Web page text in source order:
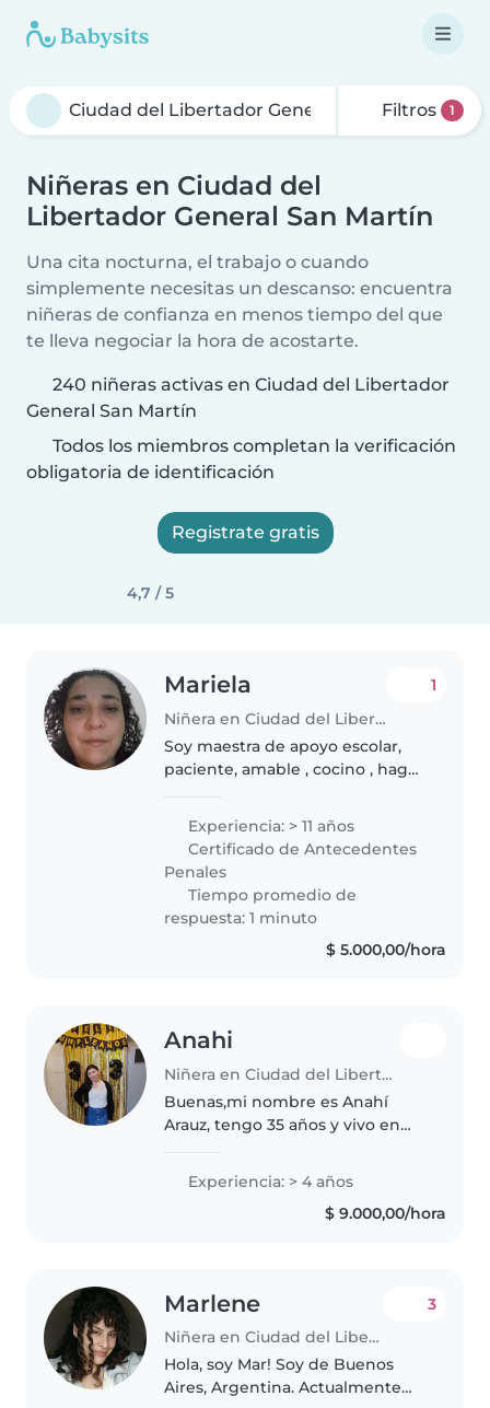
Filtros 1
Niñeras en Ciudad del
Libertador General San Martín
Una cita nocturna, el trabajo o cuando
simplemente necesitas un descanso: encuentra
niñeras de confianza en menos tiempo del que
te lleva negociar la hora de acostarte.
240 niñeras activas en Ciudad del Libertador
General San Martín
Todos los miembros completan la verificación
obligatoria de identificación
Registrate gratis
4,7 / 5
Mariela
Niñera en Ciudad del Libertador General San Martín
1
Soy maestra de apoyo escolar,
paciente, amable , cocino , hago
me dedico a los niños . Me gusta
mantener el orden siguiendo las
órdenes y rutina de..
Experiencia: > 11 años
Certificado de Antecedentes
Penales
Tiempo promedio de
respuesta: 1 minuto
$ 5.000,00/hora
Anahi
Niñera en Ciudad del Libertador General San Martín
Buenas,mi nombre es Anahí
Arauz, tengo 35 años y vivo en
experiencia y cuido desde bebes
hasta adolescentes , adoro las
Experiencia: > 4 años
$ 9.000,00/hora
Marlene
Niñera en Ciudad del Libertador General San Martín
3
Hola, soy Mar! Soy de Buenos
Aires, Argentina. Actualmente